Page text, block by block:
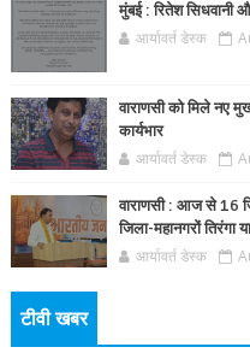
मुंबई : रितेश सिधवानी
आर्यावर्त डेस्क
वाराणसी को मिले नए
कार्यभार
आर्यावर्त डेस्क
वाराणसी : आज से 16
जिला-महानगरों तिरंगा
आर्यावर्त डेस्क
टीवी खबर